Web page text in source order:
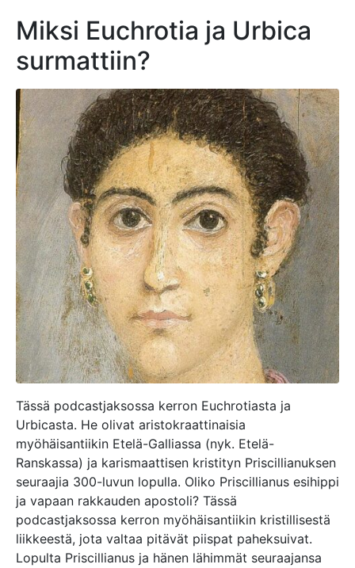
Miksi Euchrotia ja Urbica
surmattiin?
Tässä podcastjaksossa kerron Euchrotiasta ja
Urbicasta. He olivat aristokraattinaisia
myöhäisantiikin Etelä-Galliassa (nyk. Etelä-
Ranskassa) ja karismaattisen kristityn Priscillianuksen
seuraajia 300-luvun lopulla. Oliko Priscillianus esihippi
ja vapaan rakkauden apostoli? Tässä
podcastjaksossa kerron myöhäisantiikin kristillisestä
liikkeestä, jota valtaa pitävät piispat paheksuivat.
Lopulta Priscillianus ja hänen lähimmät seuraajansa